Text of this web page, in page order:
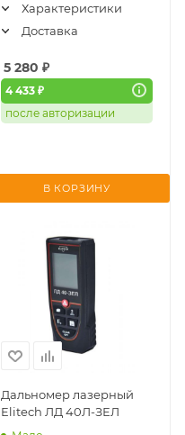
Характеристики
Доставка
5 280 ₽
4 433 ₽
после авторизации
В КОРЗИНУ
Дальномер лазерный
Elitech ЛД 40Л-ЗЕЛ